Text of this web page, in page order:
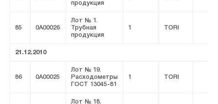
продукция
85 0A00026
Лот № 1.
Трубная
продукция
1 TORI
21.12.2010
86 0A00025
Лот № 19.
Расходометры
ГОСТ 13045-81
1 TORI
Лот № 18.